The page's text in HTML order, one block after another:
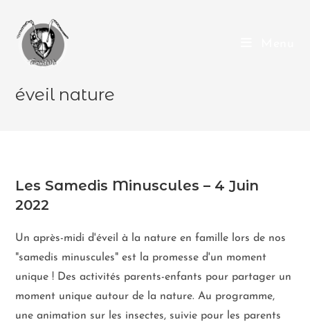
éveil nature
Les Samedis Minuscules – 4 Juin
2022
Un après-midi d'éveil à la nature en famille lors de nos
"samedis minuscules" est la promesse d'un moment
unique ! Des activités parents-enfants pour partager un
moment unique autour de la nature. Au programme,
une animation sur les insectes, suivie pour les parents